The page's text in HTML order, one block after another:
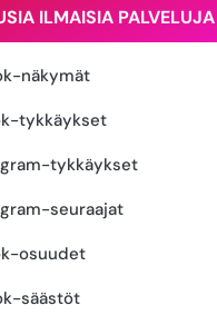
ILMAISIA PALVELUJA
näkymät
tykkäykset
tykkäykset
seuraajat
osuudet
säästöt